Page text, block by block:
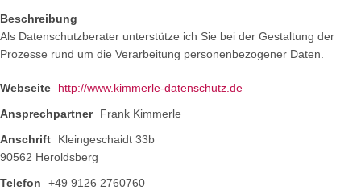
Beschreibung
Als Datenschutzberater unterstütze ich Sie bei der Gestaltung der
Prozesse rund um die Verarbeitung personenbezogener Daten.
Webseite
http://www.kimmerle-datenschutz.de
Ansprechpartner
Frank Kimmerle
Anschrift
Kleingeschaidt 33b
90562 Heroldsberg
Telefon
+49 9126 2760760